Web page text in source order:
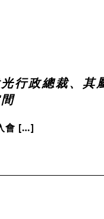
行政總裁、其
會 […]